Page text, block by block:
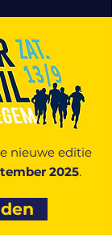
nieuwe editie
2025.